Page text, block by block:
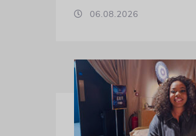
06.08.2026